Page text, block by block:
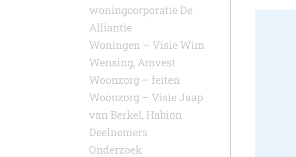
woningcorporatie De
Alliantie
Woningen – Visie Wim
Wensing, Amvest
Woonzorg – feiten
Woonzorg – Visie Jaap
van Berkel, Habion
Deelnemers
Onderzoek